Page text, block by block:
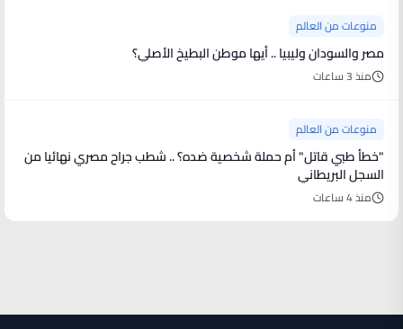
منوعات من العالم
مصر والسودان وليبيا .. أيها موطن البطيخ الأصلي؟
منذ 3 ساعات
منوعات من العالم
"خطأ طبي قاتل" أم حملة شخصية ضده؟ .. شطب جراح مصري نهائيا من
السجل البريطاني
منذ 4 ساعات